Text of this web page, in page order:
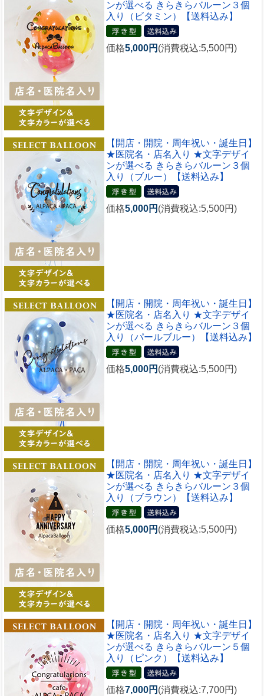
ンが選べる きらきらバルーン３個
入り（ビタミン）【送料込み】
価格5,000円 (消費税込:5,500円)
【開店・開院・周年祝い・誕生日】
★医院名・店名入り ★文字デザイ
ンが選べる きらきらバルーン３個
入り（ブルー）【送料込み】
価格5,000円 (消費税込:5,500円)
【開店・開院・周年祝い・誕生日】
★医院名・店名入り ★文字デザイ
ンが選べる きらきらバルーン３個
入り（パールブルー）【送料込み】
価格5,000円 (消費税込:5,500円)
【開店・開院・周年祝い・誕生日】
★医院名・店名入り ★文字デザイ
ンが選べる きらきらバルーン３個
入り（ブラウン）【送料込み】
価格5,000円 (消費税込:5,500円)
【開店・開院・周年祝い・誕生日】
★医院名・店名入り ★文字デザイ
ンが選べる きらきらバルーン５個
入り（ピンク）【送料込み】
価格7,000円 (消費税込:7,700円)